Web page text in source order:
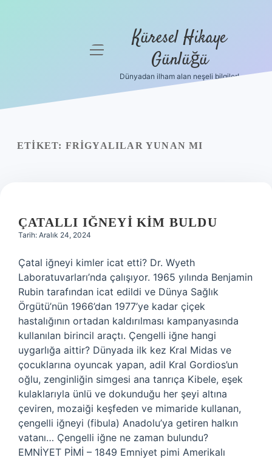
menüyü
Küresel Hikaye
Günlüğü
Dünyadan ilham alan neşeli bilgiler!
ETIKET: FRIGYALILAR YUNAN MI
ÇATALLI IĞNEYI KIM BULDU
Tarih: Aralık 24, 2024
Çatal iğneyi kimler icat etti? Dr. Wyeth
Laboratuvarları’nda çalışıyor. 1965 yılında Benjamin
Rubin tarafından icat edildi ve Dünya Sağlık
Örgütü’nün 1966’dan 1977’ye kadar çiçek
hastalığının ortadan kaldırılması kampanyasında
kullanılan birincil araçtı. Çengelli iğne hangi
uygarlığa aittir? Dünyada ilk kez Kral Midas ve
çocuklarına oyuncak yapan, adil Kral Gordios’un
oğlu, zenginliğin simgesi ana tanrıça Kibele, eşek
kulaklarıyla ünlü ve dokunduğu her şeyi altına
çeviren, mozaiği keşfeden ve mimaride kullanan,
çengelli iğneyi (fibula) Anadolu’ya getiren halkın
vatanı… Çengelli iğne ne zaman bulundu?
EMNİYET PİMİ – 1849 Emniyet pimi Amerikalı